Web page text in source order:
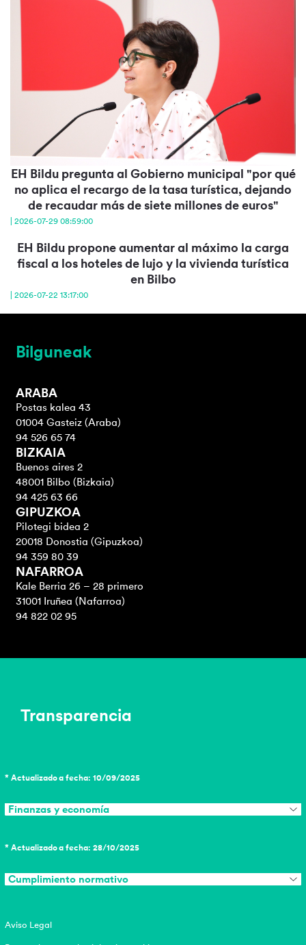
EH Bildu pregunta al Gobierno municipal "por qué
no aplica el recargo de la tasa turística, dejando
de recaudar más de siete millones de euros"
| 2026-07-29 08:59:00
EH Bildu propone aumentar al máximo la carga
fiscal a los hoteles de lujo y la vivienda turística
en Bilbo
| 2026-07-22 13:17:00
Bilguneak
ARABA
Postas kalea 43
01004 Gasteiz (Araba)
94 526 65 74
BIZKAIA
Buenos aires 2
48001 Bilbo (Bizkaia)
94 425 63 66
GIPUZKOA
Pilotegi bidea 2
20018 Donostia (Gipuzkoa)
94 359 80 39
NAFARROA
Kale Berria 26 – 28 primero
31001 Iruñea (Nafarroa)
94 822 02 95
Transparencia
* Actualizado a fecha: 10/09/2025
Finanzas y economía
* Actualizado a fecha: 28/10/2025
Cumplimiento normativo
Aviso Legal